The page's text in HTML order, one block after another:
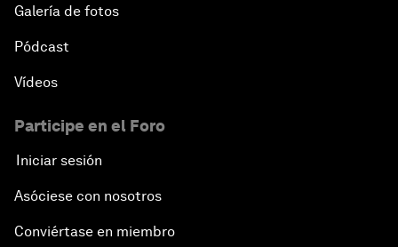
Galería de fotos
Pódcast
Vídeos
Participe en el Foro
Iniciar sesión
Asóciese con nosotros
Conviértase en miembro